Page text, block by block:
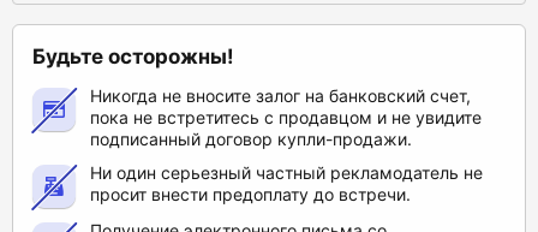
Будьте осторожны!
Никогда не вносите залог на банковский счет,
пока не встретитесь с продавцом и не увидите
подписанный договор купли-продажи.
Ни один серьезный частный рекламодатель не
просит внести предоплату до встречи.